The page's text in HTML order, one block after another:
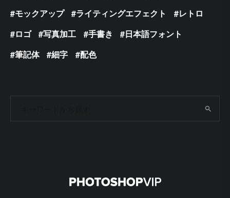
モックアップ
ライティングエフェクト
レトロ
ロゴ
写真加工 手書き
日本語フォント
筆記体
細字 配色